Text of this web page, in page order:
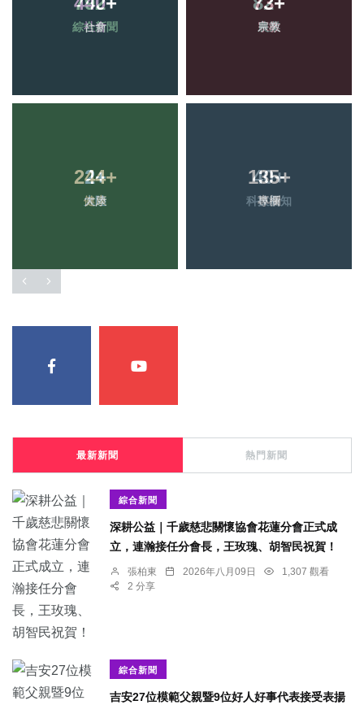
社會 宗教
244+
健康
135+
專欄
綜合新聞 農業
2+
大陸
40+
科技新知
最新新聞 熱門新聞
綜合新聞
深耕公益｜千歲慈悲關懷協會花蓮分會正式成
立，連瀚接任分會長，王玫瑰、胡智民祝賀！
張柏東 2026年八月09日
1,307 觀看
2 分享
綜合新聞
吉安27位模範父親暨9位好人好事代表接受表揚